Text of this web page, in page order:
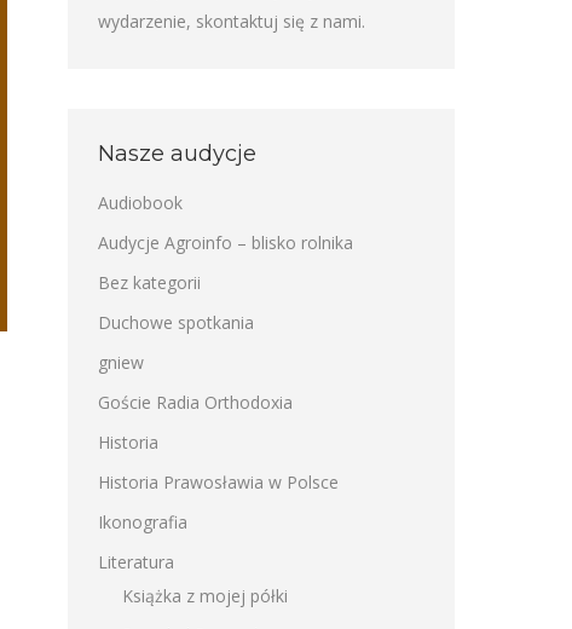
wydarzenie, skontaktuj się z nami.
Nasze audycje
Audiobook
Audycje Agroinfo – blisko rolnika
Bez kategorii
Duchowe spotkania
gniew
Goście Radia Orthodoxia
Historia
Historia Prawosławia w Polsce
Ikonografia
Literatura
Książka z mojej półki